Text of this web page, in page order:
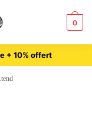
0
+ 10% offert